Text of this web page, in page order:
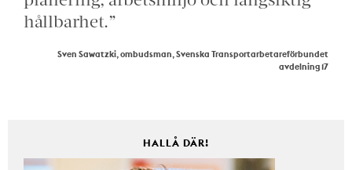
hållbarhet.”
Sven Sawatzki, ombudsman, Svenska Transportarbetareförbundet
avdelning 17
HALLÅ DÄR!